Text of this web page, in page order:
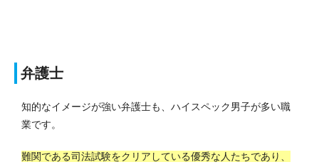
弁護士
知的なイメージが強い弁護士も、ハイスペック男子が多い職
業です。
難関である司法試験をクリアしている優秀な人たちであり、